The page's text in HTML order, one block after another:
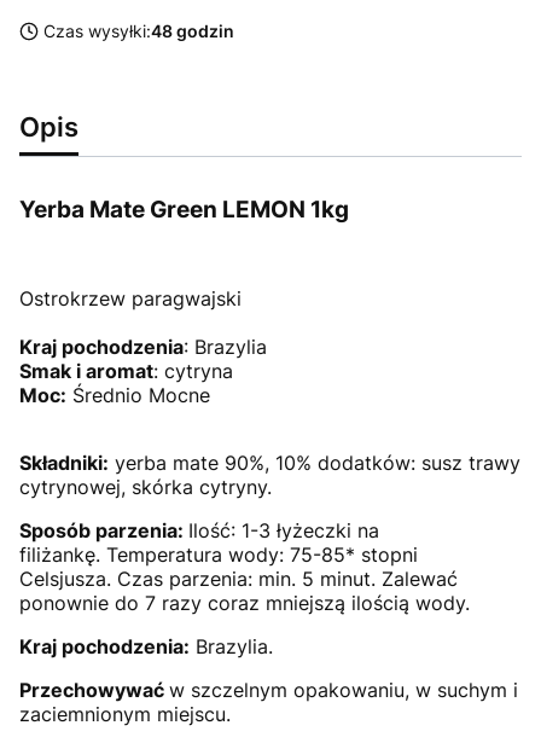
Czas wysyłki:48 godzin
Opis
Yerba Mate Green LEMON 1kg
Ostrokrzew paragwajski
Kraj pochodzenia: Brazylia
Smak i aromat: cytryna
Moc: Średnio Mocne
Składniki: yerba mate 90%, 10% dodatków: susz trawy
cytrynowej, skórka cytryny.
Sposób parzenia: Ilość: 1-3 łyżeczki na
filiżankę. Temperatura wody: 75-85* stopni
Celsjusza. Czas parzenia: min. 5 minut. Zalewać
ponownie do 7 razy coraz mniejszą ilością wody.
Kraj pochodzenia: Brazylia.
Przechowywać w szczelnym opakowaniu, w suchym i
zaciemnionym miejscu.